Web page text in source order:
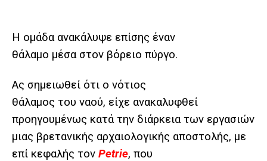
Η ομάδα ανακάλυψε επίσης έναν
θάλαμο μέσα στον βόρειο πύργο.
Ας σημειωθεί ότι ο νότιος
θάλαμος του ναού, είχε ανακαλυφθεί
προηγουμένως κατά την διάρκεια των εργασιών
μιας βρετανικής αρχαιολογικής αποστολής, με
επί κεφαλής τον Petrie, που